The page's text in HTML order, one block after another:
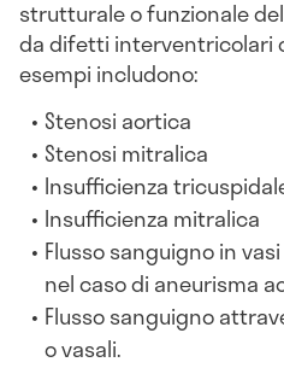
strutturale o funzionale
da difetti interventricolari
esempi includono:
Stenosi aortica
Stenosi mitralica
Insufficienza
Insufficienza mitralica
Flusso sanguigno in
nel caso di aneurisma
Flusso sanguigno
o vasali.